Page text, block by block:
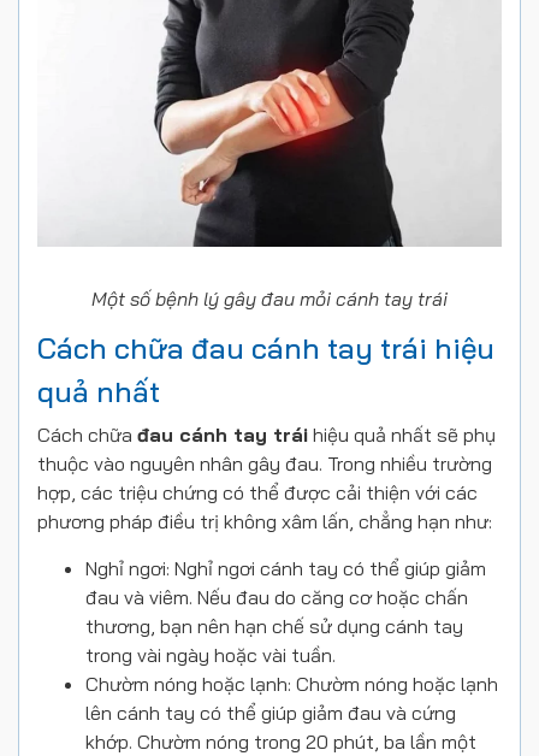
Một số bệnh lý gây đau mỏi cánh tay trái
Cách chữa đau cánh tay trái hiệu
quả nhất
Cách chữa đau cánh tay trái hiệu quả nhất sẽ phụ
thuộc vào nguyên nhân gây đau. Trong nhiều trường
hợp, các triệu chứng có thể được cải thiện với các
phương pháp điều trị không xâm lấn, chẳng hạn như:
Nghỉ ngơi: Nghỉ ngơi cánh tay có thể giúp giảm
đau và viêm. Nếu đau do căng cơ hoặc chấn
thương, bạn nên hạn chế sử dụng cánh tay
trong vài ngày hoặc vài tuần.
Chườm nóng hoặc lạnh: Chườm nóng hoặc lạnh
lên cánh tay có thể giúp giảm đau và cứng
khớp. Chườm nóng trong 20 phút, ba lần một